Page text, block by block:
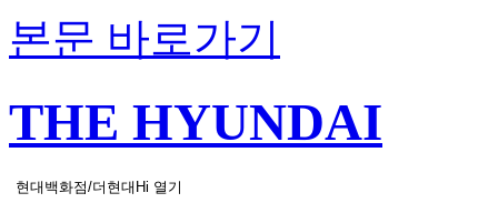
본문 바로가기
THE HYUNDAI
현대백화점/더현대Hi 열기